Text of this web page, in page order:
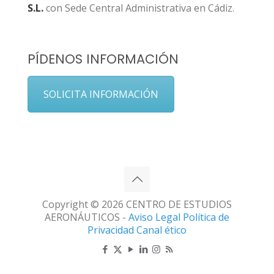
S.L.con Sede Central Administrativa en Cádiz.
PÍDENOS INFORMACIÓN
SOLICITA INFORMACIÓN
Copyright © 2026 CENTRO DE ESTUDIOS
AERONÁUTICOS - Aviso Legal Política de
Privacidad Canal ético